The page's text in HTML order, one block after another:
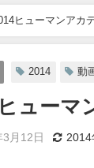
ヒューマンアカ
2014 動
ューマ
3月12日 2014